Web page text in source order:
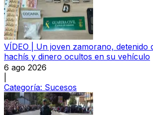
VÍDEO | Un joven zamorano, detenido
hachís y dinero ocultos en su vehículo
6 ago 2026
Categoría: Sucesos